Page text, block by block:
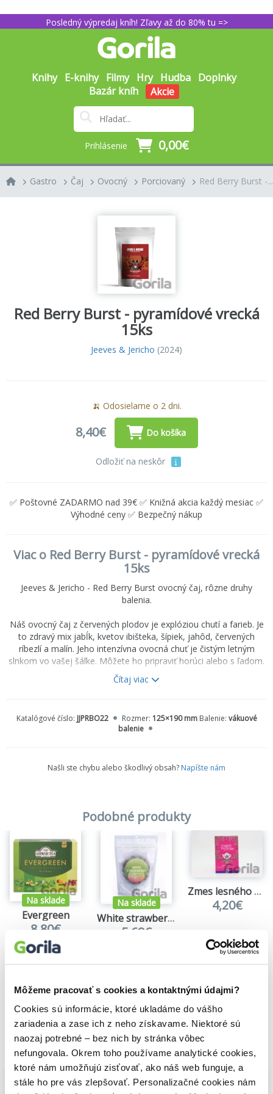
Môžeme pracovať s cookies a kontaktnými údajmi?
Cookies sú informácie, ktoré ukladáme do vášho
zariadenia a zase ich z neho získavame. Niektoré sú
naozaj potrebné – bez nich by stránka vôbec
nefungovala. Okrem toho používame analytické cookies,
ktoré nám umožňujú zisťovať, ako náš web funguje, a
stále ho pre vás zlepšovať. Personalizačné cookies nám
Posledný výpredaj kníh! Zľavy až do 80% tu =>
Knihy E-knihy Filmy Hry Hudba Doplnky
Bazár kníh
Akcie
Prihlásenie 0,00€
Gastro Čaj Ovocný Porciovaný Red Berry Burst -...
Red Berry Burst - pyramídové vrecká
15ks
Jeeves & Jericho (2024)
🍌 Odosielame o 2 dni.
8,40€ Do košíka
Odložiť na neskôr
✅ Poštovné ZADARMO nad 39€ ✅ Knižná akcia každý mesiac ✅
Výhodné ceny ✅ Bezpečný nákup
Viac o Red Berry Burst - pyramídové vrecká
15ks
Jeeves & Jericho - Red Berry Burst ovocný čaj, rôzne druhy
balenia.
Náš ovocný čaj z červených plodov je explóziou chutí a farieb. Je
to zdravý mix jabĺk, kvetov ibišteka, šípiek, jahôd, červených
ríbezlí a malín. Jeho intenzívna ovocná chuť je čistým letným
slnkom vo vašej šálke. Môžete ho pripraviť horúci alebo s ľadom.
Plná chuť, intenzívne sladký a ovocný s jemnou
Zloženie:Kúsky jablka, kvety ibišteka, šípky, prírodné arómy,
kúsky jahôd (2%), červené ríbezle (2%) a maliny (2%). Neobsahuje
Návod na prípravu:Použite 5 g čaju, 300 ml čistej vody o teplote
vody (sirupom agáve). Nechajte lúhovať v chladničke 4 - 6 hodín.
Pôvod:Zodpovedne vyberané v rôznych krajinách.
Miešané a balené čajovými remeselníkmi vo Veľkej Británii.
Skladujte na suchom a tmavom mieste.
Spotrebujte do: uvedené na obale. Spracované v závode, v
ktorom sa tiež spracúvajú orechy.
Tuky:0 g
Bielkoviny:0 g
Soľ: 0 g
Čítaj viac
Katalógové číslo: JJPRBO22 Rozmer: 125×190 mm Balenie: vákuové
balenie
Našli ste chybu alebo škodlivý obsah? Napíšte nám
Podobné produkty
Na sklade
Evergreen
8,80€
Na sklade
White strawberry (jahoda aloe)
5,69€
Zmes lesného ovocia 20 x 2 g
4,20€
Vybrané pre teba